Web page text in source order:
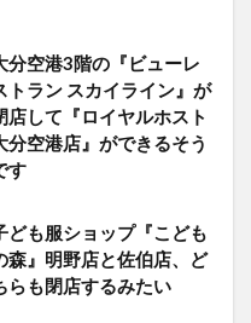
分空港3階の『ビューレ
トラン スカイライン』が
店して『ロイヤルホスト
分空港店』ができるそう
す
ども服ショップ『こども
森』明野店と佐伯店、ど
らも閉店するみたい